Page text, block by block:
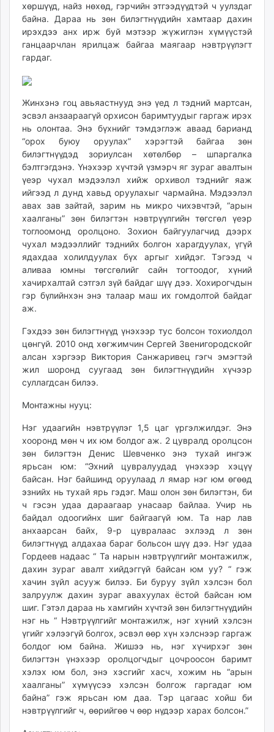
хөршүүд, найз нөхөд, гэрчийн этгээдүүдтэй ч уулздаг
байна. Дараа нь зөн билэгтнүүдийн хамтаар дахин
ирэхдээ анх ирж буй мэтээр жүжиглэн хүмүүстэй
ганцаарчлан ярилцаж байгаа маягаар нэвтрүүлэгт
гардаг.
Жинхэнэ гоц авьяастнууд энэ үед л тэдний мартсан,
эсвэл анзаараагүй орхисон баримтуудыг гаргаж ирэх
нь олонтаа. Энэ бүхнийг тэмдэглэж аваад барианд
“орох буюу оруулах” хэрэгтэй байгаа зөн
билэгтнүүдэд зориулсан хөтөлбөр – шпаргалка
бэлтгэгдэнэ. Үнэхээр хүчтэй үзмэрч яг зураг авалтын
үеэр чухал мэдээлэл хийж орхивол тэднийг яаж
ийгээд л дунд хавьд оруулахыг чармайна. Мэдээлэл
авах зав зайтай, зарим нь микро чихэвчтэй, “арын
хаалганы” зөн билэгтэн нэвтрүүлгийн төгсгөл үеэр
тоглоомонд оролцоно. Зохион байгуулагчид дээрх
чухал мэдээллийг тэднийх болгон харагдуулах, үгүй
ядахдаа холилдуулах бүх аргыг хийдэг. Тэгээд ч
аливаа юмны төгсгөлийг сайн тогтоодог, хүний
хачирхалтай сэтгэл зүй байдаг шүү дээ. Хохирогчдын
гэр бүлийнхэн энэ талаар маш их гомдолтой байдаг
аж.
Гэхдээ зөн билэгтнүүд үнэхээр тус болсон тохиолдол
цөнгүй. 2010 онд хөгжимчин Сергей Звенигородскойг
алсан хэргээр Виктория Санжаривец гэгч эмэгтэй
жил шоронд суугаад зөн билэгтнүүдийн хүчээр
суллагдсан билээ.
Монтажны нууц:
Нэг удаагийн нэвтрүүлэг 1,5 цаг үргэлжилдэг. Энэ
хооронд мөн ч их юм болдог аж. 2 цувралд оролцсон
зөн билэгтэн Денис Шевченко энэ тухай ингэж
ярьсан юм: “Эхний цувралуудад үнэхээр хэцүү
байсан. Нэг байшинд оруулаад л ямар нэг юм өгөөд
эзнийх нь тухай ярь гэдэг. Маш олон зөн билэгтэн, би
ч гэсэн удаа дараагаар унасаар байлаа. Учир нь
байдал одоогийнх шиг байгаагүй юм. Та нар лав
анхаарсан байх, 9-р цувралаас эхлээд л зөн
билэгтнүүд алдахаа бараг больсон шүү дээ. Нэг удаа
Гордеев надаас “ Та нарын нэвтрүүлгийг монтажилж,
дахин зураг авалт хийдэггүй байсан юм уу? “ гэж
хачин зүйл асууж билээ. Би буруу зүйл хэлсэн бол
залруулж дахин зураг авахуулах ёстой байсан юм
шиг. Гэтэл дараа нь хамгийн хүчтэй зөн билэгтнүүдийн
нэг нь “ Нэвтрүүлгийг монтажилж, нэг хүний хэлсэн
үгийг хэлээгүй болгох, эсвэл өөр хүн хэлснээр гаргаж
болдог юм байна. Жишээ нь, нэг хүчирхэг зөн
билэгтэн үнэхээр оролцогчдыг цочроосон баримт
хэлэх юм бол, энэ хэсгийг хасч, хожим нь “арын
хаалганы” хүмүүсээ хэлсэн болгож гаргадаг юм
байна” гэж ярьсан юм даа. Тэр цагаас хойш би
нэвтрүүлгийг ч, өөрийгөө ч өөр нүдээр харах болсон.”